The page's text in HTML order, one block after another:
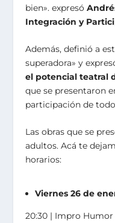
bien». expresó
Integración y
Además, definió a
superadora» y
el potencial teatral
que se presentaron
participación de
Las obras que se
adultos. Acá te
horarios:
Viernes 26 de
20:30 ǀ Impro